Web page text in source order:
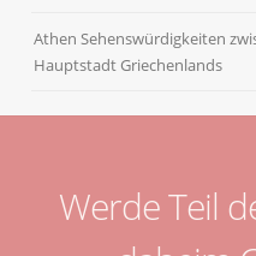
Athen Sehenswürdigkeiten
Hauptstadt Griechenlands
Werde Teil